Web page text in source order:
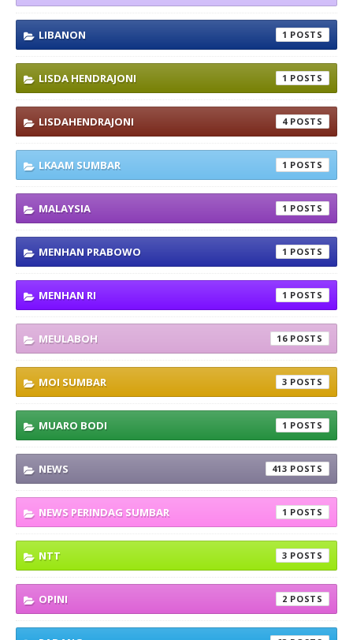
LIBANON 1
LISDA HENDRAJONI 1
LISDAHENDRAJONI 4
LKAAM SUMBAR 1
MALAYSIA 1
MENHAN PRABOWO 1
MENHAN RI 1
MEULABOH 16
MOI SUMBAR 3
MUARO BODI 1
NEWS 413
NEWS PERINDAG SUMBAR 1
NTT 3
OPINI 2